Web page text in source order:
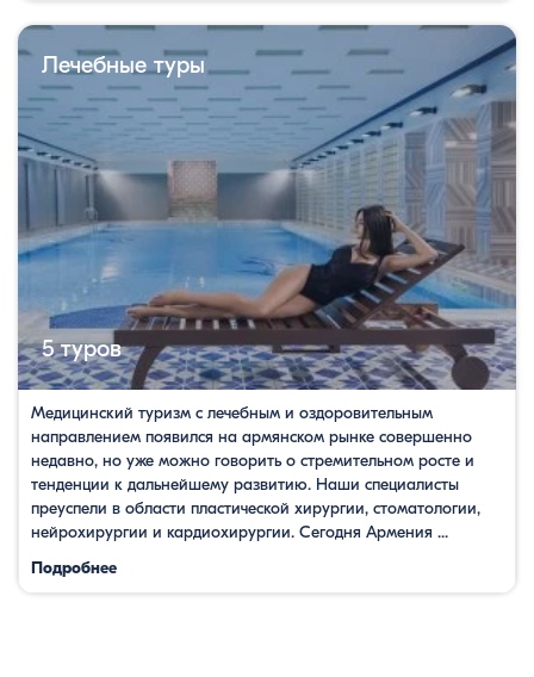
Лечебные туры
5 туров
Медицинский туризм с лечебным и оздоровительным
направлением появился на армянском рынке совершенно
недавно, но уже можно говорить о стремительном росте и
тенденции к дальнейшему развитию. Наши специалисты
преуспели в области пластической хирургии, стоматологии,
нейрохирургии и кардиохирургии. Сегодня Армения ...
Подробнее